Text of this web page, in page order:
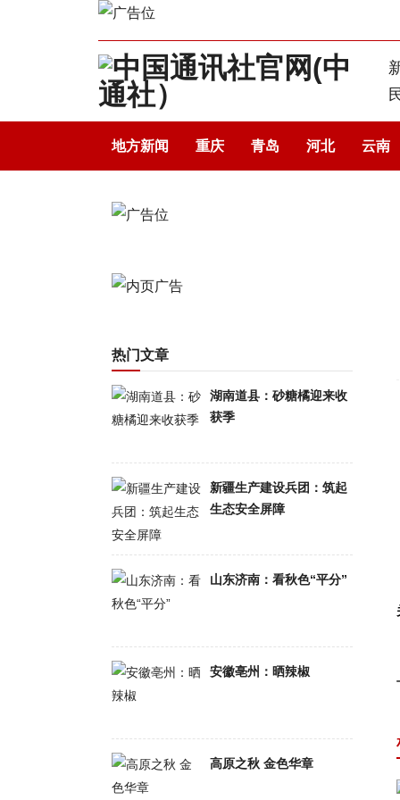
地方新闻 重庆 青岛 河北 云南
热门文章
湖南道县：砂糖橘迎来收
获季
新疆生产建设兵团：筑起
生态安全屏障
山东济南：看秋色“平分”
安徽亳州：晒辣椒
高原之秋 金色华章